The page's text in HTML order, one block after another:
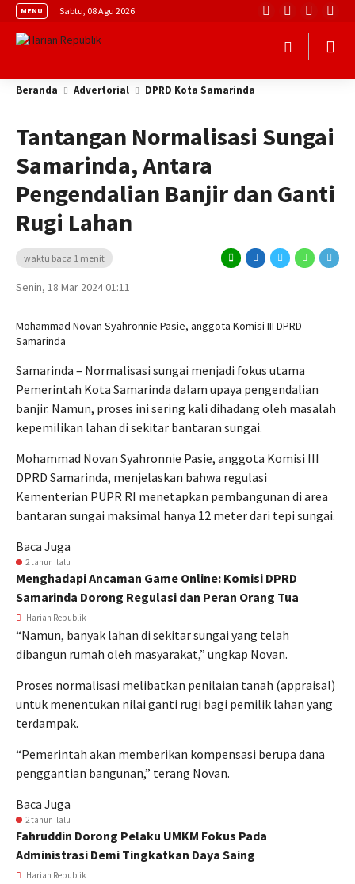
MENU Sabtu, 08 Agu 2026
Beranda Advertorial DPRD Kota Samarinda
Tantangan Normalisasi Sungai
Samarinda, Antara
Pengendalian Banjir dan Ganti
Rugi Lahan
waktu baca 1 menit
Senin, 18 Mar 2024 01:11
Mohammad Novan Syahronnie Pasie, anggota Komisi III DPRD
Samarinda
Samarinda – Normalisasi sungai menjadi fokus utama
Pemerintah Kota Samarinda dalam upaya pengendalian
banjir. Namun, proses ini sering kali dihadang oleh masalah
kepemilikan lahan di sekitar bantaran sungai.
Mohammad Novan Syahronnie Pasie, anggota Komisi III
DPRD Samarinda, menjelaskan bahwa regulasi
Kementerian PUPR RI menetapkan pembangunan di area
bantaran sungai maksimal hanya 12 meter dari tepi sungai.
Baca Juga
2 tahun lalu
Menghadapi Ancaman Game Online: Komisi DPRD
Samarinda Dorong Regulasi dan Peran Orang Tua
Harian Republik
“Namun, banyak lahan di sekitar sungai yang telah
dibangun rumah oleh masyarakat,” ungkap Novan.
Proses normalisasi melibatkan penilaian tanah (appraisal)
untuk menentukan nilai ganti rugi bagi pemilik lahan yang
terdampak.
“Pemerintah akan memberikan kompensasi berupa dana
penggantian bangunan,” terang Novan.
Baca Juga
2 tahun lalu
Fahruddin Dorong Pelaku UMKM Fokus Pada
Administrasi Demi Tingkatkan Daya Saing
Harian Republik